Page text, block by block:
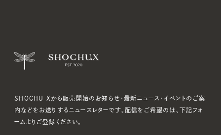
SHOCHU Xから販売開始のお知らせ・最新ニュース・イベントのご案
内などをお送りするニュースレターです。配信をご希望のは、下記フォ
ームよりご登録ください。